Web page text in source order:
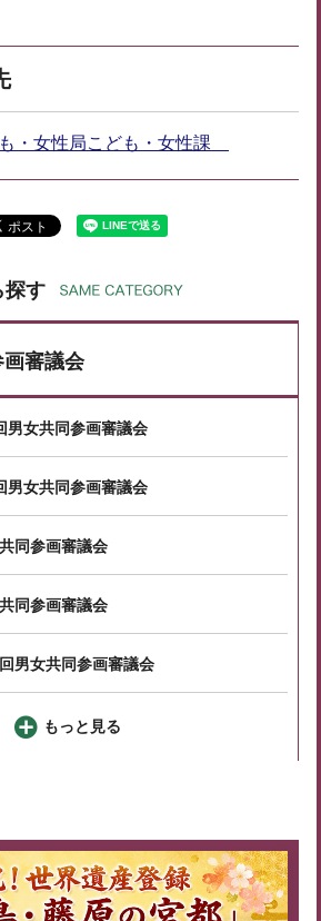
・女性局こども・女性課
探す
審議会
男女共同参画審議会
男女共同参画審議会
同参画審議会
同参画審議会
男女共同参画審議会
もっと見る